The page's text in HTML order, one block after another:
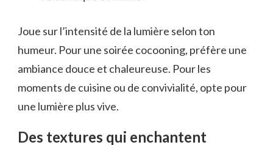
Joue sur l’intensité de la lumière selon ton
humeur. Pour une soirée cocooning, préfère une
ambiance douce et chaleureuse. Pour les
moments de cuisine ou de convivialité, opte pour
une lumière plus vive.
Des textures qui enchantent